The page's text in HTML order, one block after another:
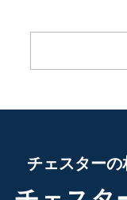
チェスター